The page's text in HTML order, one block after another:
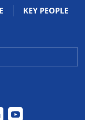
KEY PEOPLE